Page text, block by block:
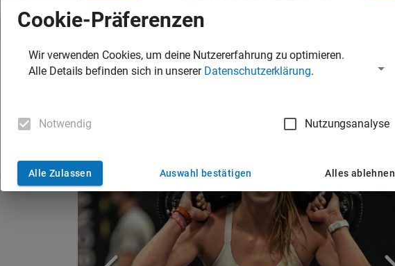
Cookie-Präferenzen
Wir verwenden Cookies, um deine Nutzererfahrung zu optimieren.
Alle Details befinden sich in unserer Datenschutzerklärung.
Notwendig Nutzungsanalyse
Alle Zulassen Auswahl bestätigen Alles ablehnen